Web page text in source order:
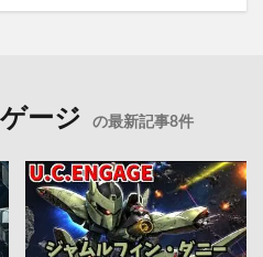
ージ の最新記事8件